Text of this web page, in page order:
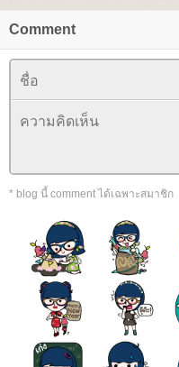
Comment
* blog นี้ comment ได้เฉพาะสมาชิก